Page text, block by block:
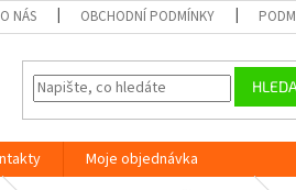
O NÁS OBCHODNÍ PODMÍNKY
Moje objednávka